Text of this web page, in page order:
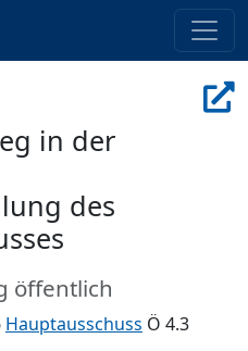
in der
des
öffentlich
Hauptausschuss Ö 4.3